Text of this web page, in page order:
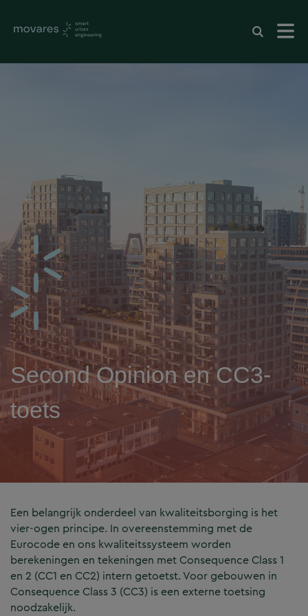
Second Opinion en CC3-
toets
Een belangrijk onderdeel van kwaliteitsborging is het
vier-ogen principe. In overeenstemming met de
Eurocode en ons kwaliteitssysteem worden
berekeningen en tekeningen met Consequence Class 1
en 2 (CC1 en CC2) intern getoetst. Voor gebouwen in
Consequence Class 3 (CC3) is een externe toetsing
noodzakelijk.